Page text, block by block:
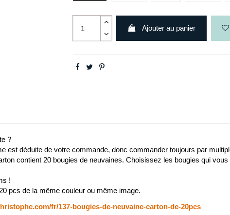
Ajouter au panier
?
est déduite de votre commande, donc commander toujours par
contient 20 bougies de neuvaines. Choisissez les bougies qui
!
pcs de la même couleur ou même image.
fr/137-bougies-de-neuvaine-carton-de-20pcs